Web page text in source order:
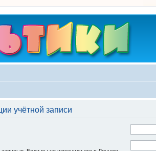
учётной записи